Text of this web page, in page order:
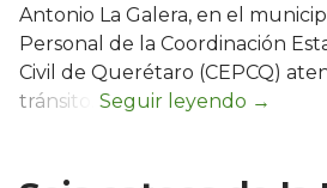
Antonio La Galera, en el
Personal de la Coordinación
Civil de Querétaro (CEPCQ)
tránsito.